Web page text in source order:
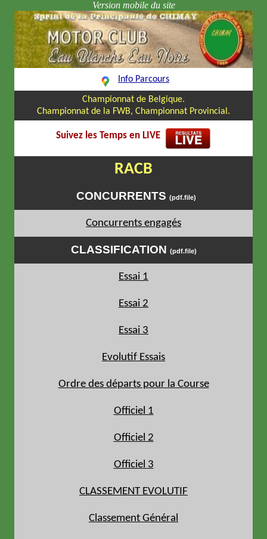
Info Parcours
Championnat de Belgique.
Championnat de la FWB, Championnat Provincial.
Suivez les Temps en LIVE
RACB
CONCURRENTS (pdf.file)
Concurrents engagés
CLASSIFICATION (pdf.file)
Essai 1
Essai 2
Essai 3
Evolutif Essais
Ordre des départs pour la Course
Officiel 1
Officiel 2
Officiel 3
CLASSEMENT EVOLUTIF
Classement Général